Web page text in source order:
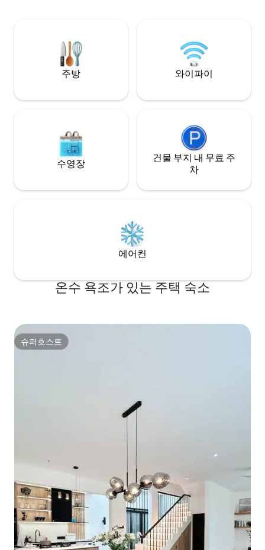
하세요.
주방 와이파이
수영장
건물 부지 내 무료 주
차
에어컨
온수 욕조가 있는 주택 숙소
슈퍼호스트
슈퍼호스트